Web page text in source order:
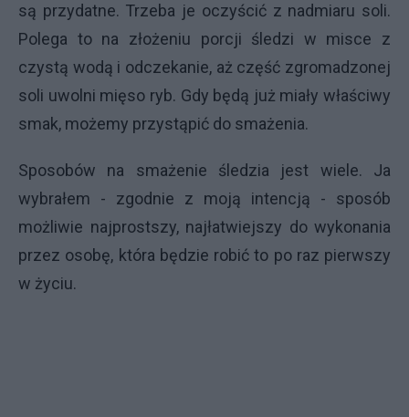
są przydatne. Trzeba je oczyścić z nadmiaru soli.
Polega to na złożeniu porcji śledzi w misce z
czystą wodą i odczekanie, aż część zgromadzonej
soli uwolni mięso ryb. Gdy będą już miały właściwy
smak, możemy przystąpić do smażenia.
Sposobów na smażenie śledzia jest wiele. Ja
wybrałem - zgodnie z moją intencją - sposób
możliwie najprostszy, najłatwiejszy do wykonania
przez osobę, która będzie robić to po raz pierwszy
w życiu.